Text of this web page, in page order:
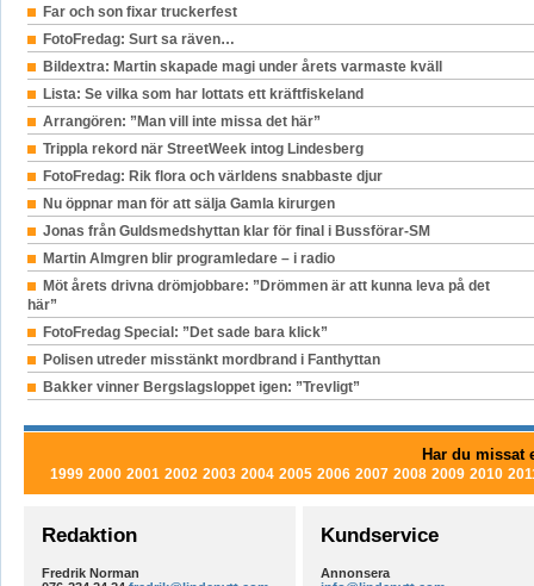
Far och son fixar truckerfest
FotoFredag: Surt sa räven…
Bildextra: Martin skapade magi under årets varmaste kväll
Lista: Se vilka som har lottats ett kräftfiskeland
Arrangören: ”Man vill inte missa det här”
Trippla rekord när StreetWeek intog Lindesberg
FotoFredag: Rik flora och världens snabbaste djur
Nu öppnar man för att sälja Gamla kirurgen
Jonas från Guldsmedshyttan klar för final i Bussförar-SM
Martin Almgren blir programledare – i radio
Möt årets drivna drömjobbare: ”Drömmen är att kunna leva på det
här”
FotoFredag Special: ”Det sade bara klick”
Polisen utreder misstänkt mordbrand i Fanthyttan
Bakker vinner Bergslagsloppet igen: ”Trevligt”
Har du missat
1999 2000 2001 2002 2003 2004 2005 2006 2007 2008 2009 2010
Redaktion
Fredrik Norman
Kundservice
Annonsera